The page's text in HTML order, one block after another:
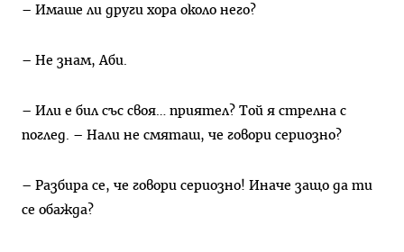
– Имаше ли други хора около него?
– Не знам, Аби.
– Или е бил със своя… приятел? Той я стрелна с
поглед. – Нали не смяташ, че говори сериозно?
– Разбира се, че говори сериозно! Иначе защо да ти
се обажда?